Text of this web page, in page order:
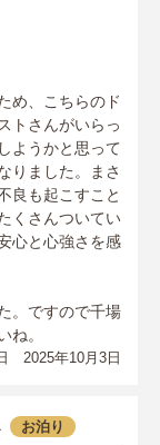
め、こちらのド
トさんがいらっ
ようかと思って
りました。まさ
良も起こすこと
くさんついてい
心と心強さを感
。ですので千場
ね。
2025年10月3日
お泊り